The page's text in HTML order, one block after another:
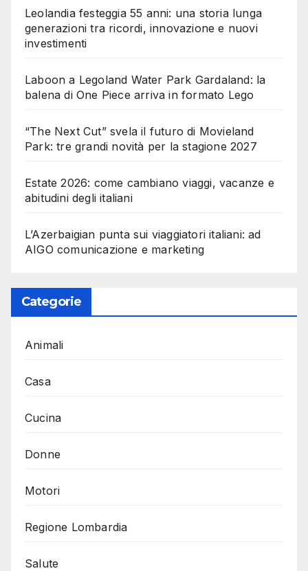
Leolandia festeggia 55 anni: una storia lunga
generazioni tra ricordi, innovazione e nuovi
investimenti
Laboon a Legoland Water Park Gardaland: la
balena di One Piece arriva in formato Lego
“The Next Cut” svela il futuro di Movieland
Park: tre grandi novità per la stagione 2027
Estate 2026: come cambiano viaggi, vacanze e
abitudini degli italiani
L’Azerbaigian punta sui viaggiatori italiani: ad
AIGO comunicazione e marketing
Categorie
Animali
Casa
Cucina
Donne
Motori
Regione Lombardia
Salute